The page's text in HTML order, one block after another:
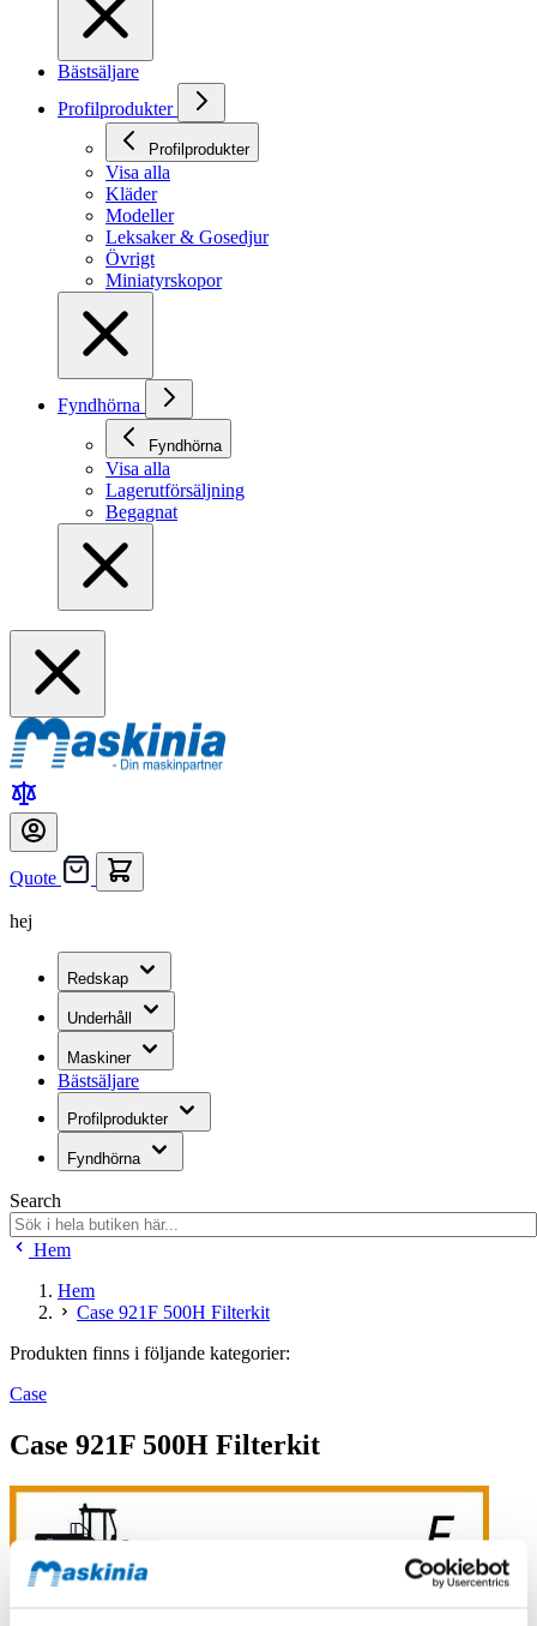
Bästsäljare
Profilprodukter
Profilprodukter
Visa alla
Kläder
Modeller
Leksaker & Gosedjur
Övrigt
Miniatyrskopor
Fyndhörna
Fyndhörna
Visa alla
Lagerutförsäljning
Begagnat
Quote
hej
Redskap
Underhåll
Maskiner
Bästsäljare
Profilprodukter
Fyndhörna
Search
Hem
Hem
Case 921F 500H Filterkit
Produkten finns i följande kategorier:
Case
Case 921F 500H Filterkit